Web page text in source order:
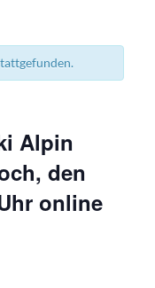
Alpin
den
online